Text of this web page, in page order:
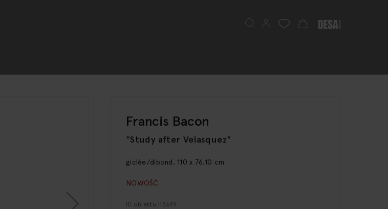
Mój koszyk
Szukaj
Francis Bacon
giclée/dibond, 110 x 76,10 cm
"Study after Velasquez"
NOWOŚĆ
ID obiektu 115699